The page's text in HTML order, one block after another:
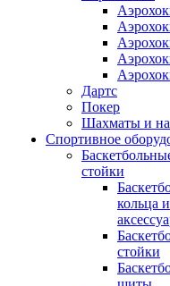
Дартс
Покер
Шахматы и
Спортивное
стойки
кольца и
стойки